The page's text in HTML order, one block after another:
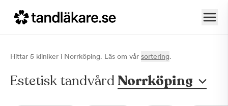
Hittar 5 kliniker i Norrköping. Läs om vår sortering.
Estetisk tandvård Norrköping